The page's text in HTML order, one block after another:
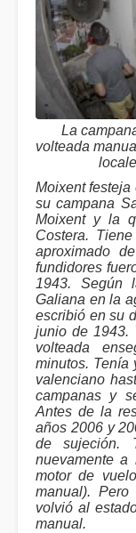
La
volteada
Moixent
su campana
Moixent y la
Costera.
aproximado
fundidores
1943. Según
Galiana en la
escribió en su
junio de 1943.
volteada
minutos. Tenía
valenciano
campanas y
Antes de la
años 2006 y
de sujeción.
nuevamente
motor de
manual).
volvió al
manual.